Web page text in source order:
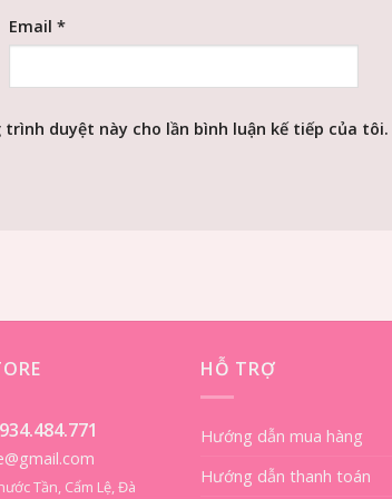
Email*
duyệt này cho lần bình luận kế tiếp của tôi.
Tần, Cẩm Lệ, Đà
HỖ TRỢ
Hướng dẫn mua hàng
Hướng dẫn thanh toán